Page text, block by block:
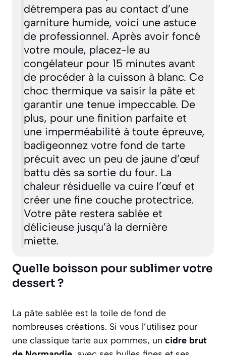
détrempera pas au contact d’une
garniture humide, voici une astuce
de professionnel. Après avoir foncé
votre moule, placez-le au
congélateur pour 15 minutes avant
de procéder à la cuisson à blanc. Ce
choc thermique va saisir la pâte et
garantir une tenue impeccable. De
plus, pour une finition parfaite et
une imperméabilité à toute épreuve,
badigeonnez votre fond de tarte
précuit avec un peu de jaune d’œuf
battu dès sa sortie du four. La
chaleur résiduelle va cuire l’œuf et
créer une fine couche protectrice.
Votre pâte restera sablée et
délicieuse jusqu’à la dernière
miette.
Quelle boisson pour sublimer votre
dessert ?
La pâte sablée est la toile de fond de
nombreuses créations. Si vous l’utilisez pour
une classique tarte aux pommes, un cidre brut